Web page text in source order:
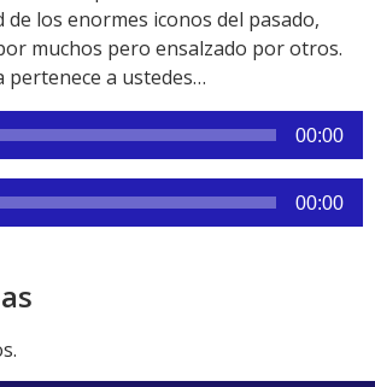
de los enormes iconos del pasado,
muchos pero ensalzado por otros.
pertenece a ustedes…
00:00
00:00